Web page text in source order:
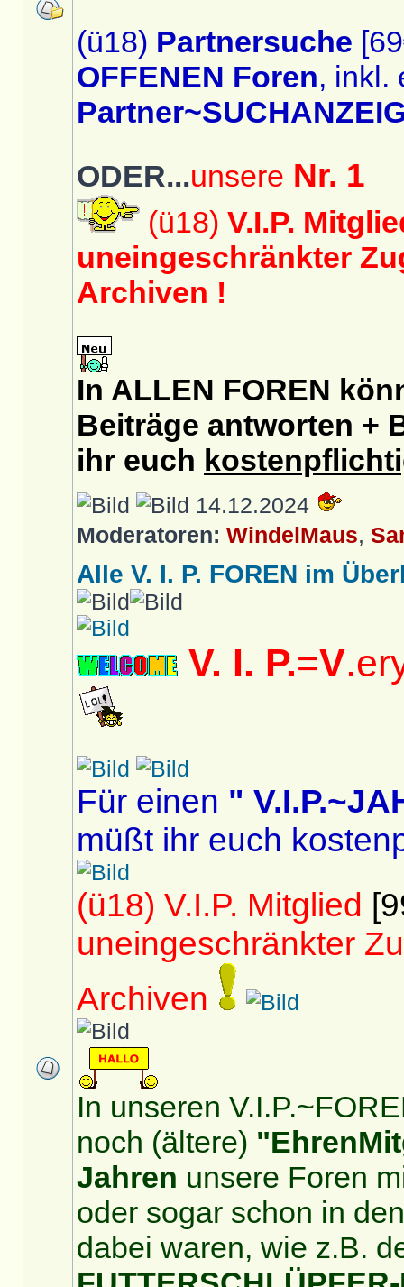
(ü18) Partnersuche
OFFENEN Foren, inkl.
ODER...unsere Nr. 1
(ü18) V.I.P.
uneingeschränkter
Archiven !
In ALLEN FOREN
Beiträge antworten +
ihr euch
14.12.2024
Moderatoren: WindelMaus,
Alle V. I. P. FOREN im
V. I. P.=V
Für einen "
müßt ihr euch
(ü18) V.I.P. Mitglied
uneingeschränkter
Archiven
In unseren
noch (ältere)
Jahren unsere Foren
oder sogar schon in
dabei waren, wie z.B.